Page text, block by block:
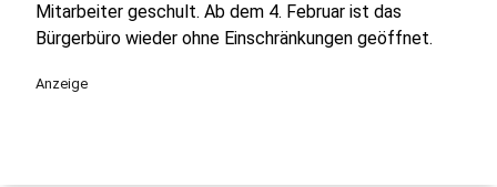
Mitarbeiter geschult. Ab dem 4. Februar ist das
Bürgerbüro wieder ohne Einschränkungen geöffnet.
Anzeige